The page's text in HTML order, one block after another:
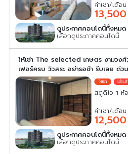
ค่าเช่า/เดือน
13,500
ดูประกาศคอนโดนี้ทั้งหมด
เลือกดูประกาศคอนโดนี้
ให้เช่า The selected เกษตร งามวงศ์
เฟอร์ครบ วิวสระ อย่ารอช้า รีบเลย ด่ว
สตูดิโอ 1 ห้
ค่าเช่า/เดือน
12,500
ดูประกาศคอนโดนี้ทั้งหมด
เลือกดูประกาศคอนโดนี้